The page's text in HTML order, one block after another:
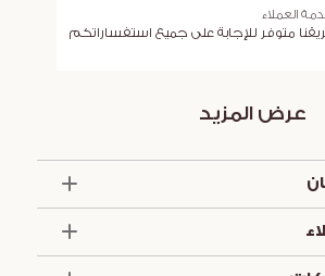
العملاء
متوفر للإجابة على جميع استفساراتكم
عرض المزيد